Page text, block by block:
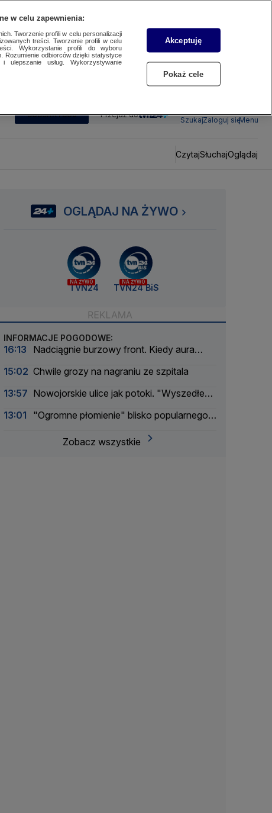
SUBSKRYBUJ Przejdź do
SzukajZaloguj sięMenu
CzytajSłuchajOglądaj
OGLĄDAJ NA ŻYWO
NA ŻYWO
TVN24
NA ŻYWO
TVN24 BiS
INFORMACJE POGODOWE:
16:13
Nadciągnie burzowy front. Kiedy aura
15:02 Chwile grozy na nagraniu ze szpitala
13:57 Nowojorskie ulice jak potoki. "Wyszedłem
13:01
"Ogromne płomienie" blisko popularnego
Zobacz wszystkie
w celu zapewnienia:
Tworzenie profili w celu personalizacji
treści. Tworzenie profili w celu
Wykorzystanie profili do wyboru
Rozumienie odbiorców dzięki statystyce
usług. Wykorzystywanie
Akceptuję
Pokaż cele